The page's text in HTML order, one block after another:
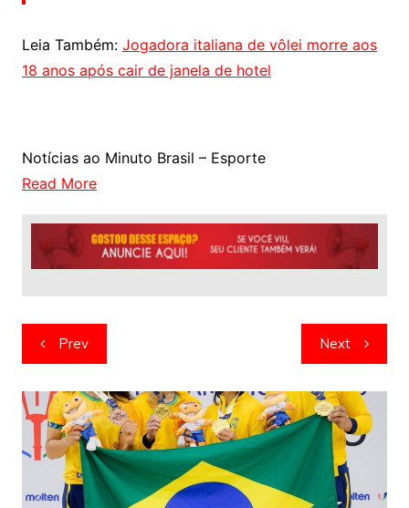
Leia Também: Jogadora italiana de vôlei morre aos
18 anos após cair de janela de hotel
Notícias ao Minuto Brasil – Esporte
Read More
Navegação
de
artigos
Prev Next